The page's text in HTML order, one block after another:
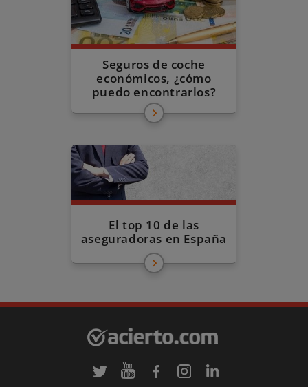
Seguros de coche
económicos, ¿cómo
puedo encontrarlos?
El top 10 de las
aseguradoras en España